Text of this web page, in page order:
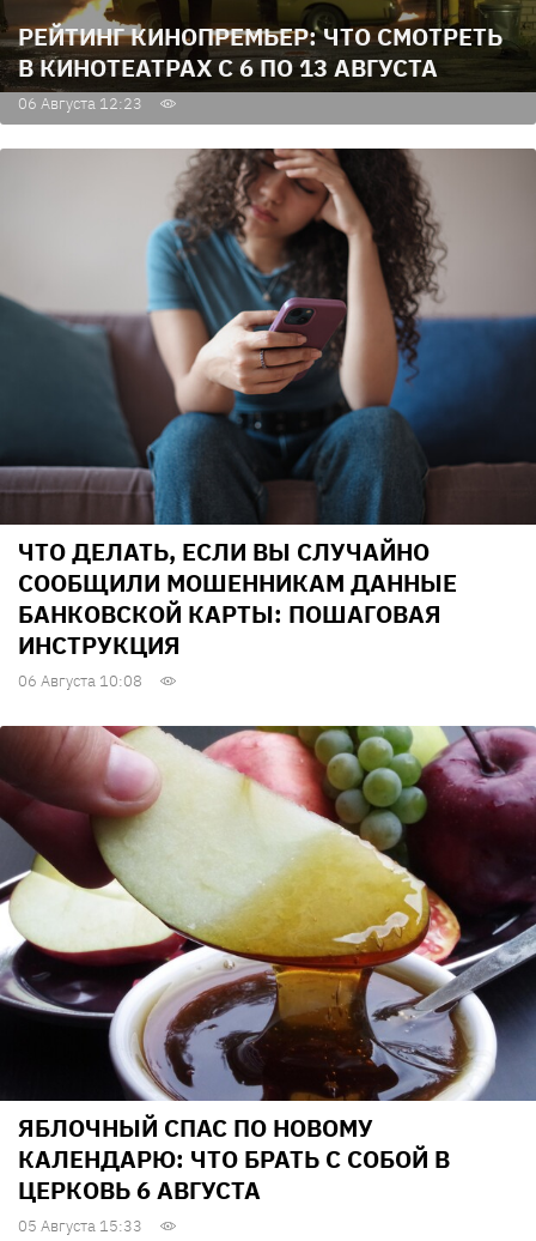
РЕЙТИНГ КИНОПРЕМЬЕР: ЧТО СМОТРЕТЬ
В КИНОТЕАТРАХ С 6 ПО 13 АВГУСТА
06 Августа 12:23
ЧТО ДЕЛАТЬ, ЕСЛИ ВЫ СЛУЧАЙНО
СООБЩИЛИ МОШЕННИКАМ ДАННЫЕ
БАНКОВСКОЙ КАРТЫ: ПОШАГОВАЯ
ИНСТРУКЦИЯ
06 Августа 10:08
ЯБЛОЧНЫЙ СПАС ПО НОВОМУ
КАЛЕНДАРЮ: ЧТО БРАТЬ С СОБОЙ В
ЦЕРКОВЬ 6 АВГУСТА
05 Августа 15:33